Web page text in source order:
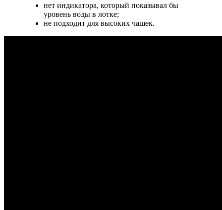
нет индикатора, который показывал бы
уровень воды в лотке;
не подходит для высоких чашек.